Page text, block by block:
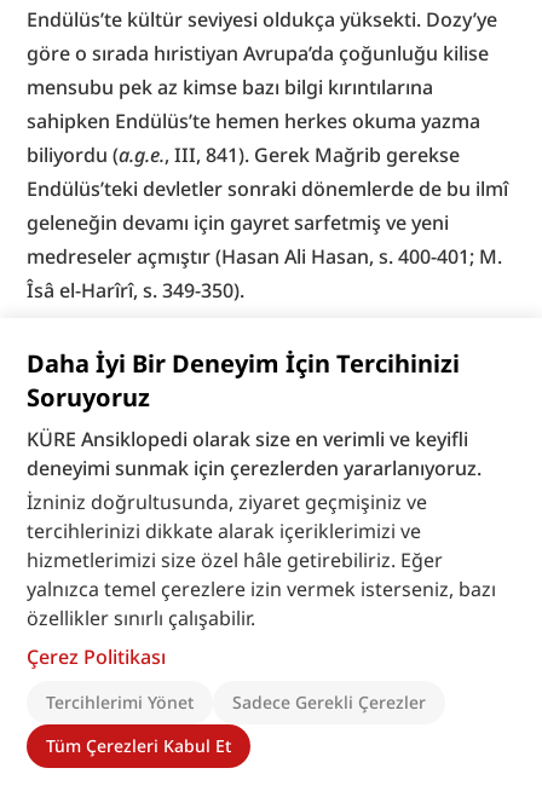
Daha İyi Bir Deneyim İçin Tercihinizi
Soruyoruz
KÜRE Ansiklopedi olarak size en verimli ve keyifli
deneyimi sunmak için çerezlerden yararlanıyoruz.
İzniniz doğrultusunda, ziyaret geçmişiniz ve
tercihlerinizi dikkate alarak içeriklerimizi ve
hizmetlerimizi size özel hâle getirebiliriz. Eğer
yalnızca temel çerezlere izin vermek isterseniz, bazı
özellikler sınırlı çalışabilir.
Çerez Politikası
Tercihlerimi Yönet
Sadece Gerekli Çerezler
Tüm Çerezleri Kabul Et
Endülüs’te kültür seviyesi oldukça yüksekti. Dozy’ye
göre o sırada hıristiyan Avrupa’da çoğunluğu kilise
mensubu pek az kimse bazı bilgi kırıntılarına
sahipken Endülüs’te hemen herkes okuma yazma
biliyordu (a.g.e., III, 841). Gerek Mağrib gerekse
Endülüs’teki devletler sonraki dönemlerde de bu ilmî
geleneğin devamı için gayret sarfetmiş ve yeni
medreseler açmıştır (Hasan Ali Hasan, s. 400-401; M.
Îsâ el-Harîrî, s. 349-350).
Eyyûbîler Dönemi. Selâhaddîn-i Eyyûbî vezir
olduğunda (564/1168) Şiî mezhebine karşı Sünnî
akîdeyi desteklemeye başladı, bu amaçla medrese
inşasına önem verdi. Muharrem 566’da (Eylül 1170)
Amr b. Âs Camii yakınında Şâfiîler için Nâsıriyye
Medresesi’ni açtı, burası için bir vakıf kurdu. Aynı
bölgede Mâlikîler için Kamhiyye Medresesi’ni inşa
ettirdi. Makrîzî’nin ifadesine göre bu medreselerin
kurulması Fâtımî Devleti’ne indirilen en büyük darbe
oldu (el-Ḫıṭaṭ, II, 363-364; Abdülganî Mahmûd, s. 67-
68). Nizâmülmülk’ten sonra medrese açma
konusunda en çok ün yapan Selâhaddîn-i Eyyûbî ile
halefleri Mısır, Dımaşk ve Kudüs’te on yedi medrese